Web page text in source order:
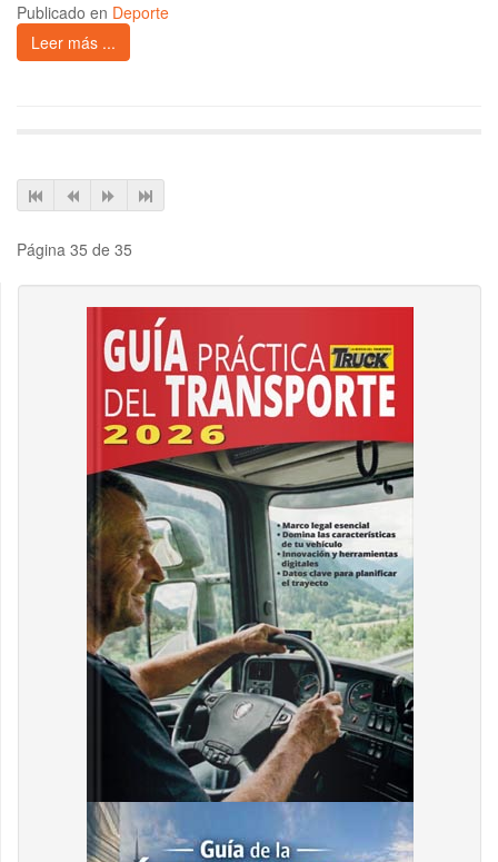
Publicado en Deporte
Leer más ...
Página 35 de 35